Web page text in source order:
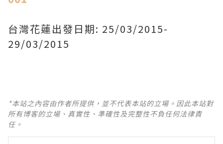
台灣花蓮出發日期: 25/03/2015-
29/03/2015
*本站之內容由作者所提供，並不代表本站的立場。因此本站對
所有博客的立場、真實性、準確性及完整性不負任何法律責
任。